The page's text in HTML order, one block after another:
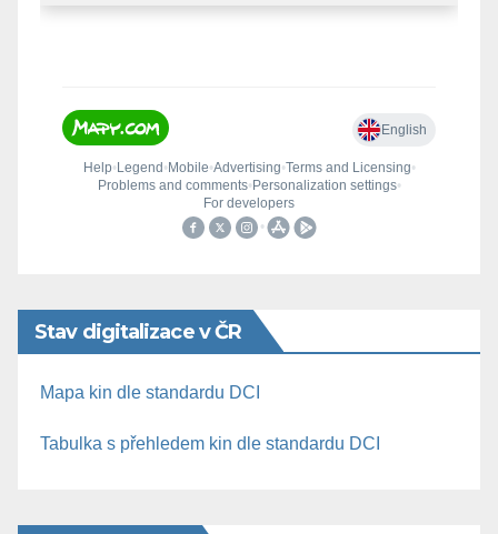
Stav digitalizace v ČR
Mapa kin dle standardu DCI
Tabulka s přehledem kin dle standardu DCI